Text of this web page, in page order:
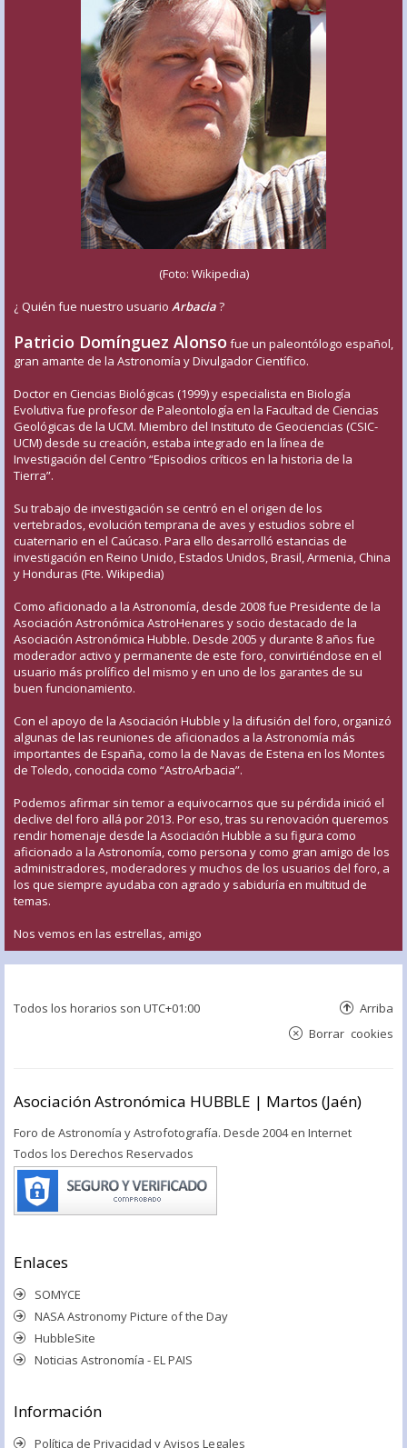
(Foto: Wikipedia)
¿ Quién fue nuestro usuario Arbacia?
Patricio Domínguez Alonso fue un paleontólogo español,
gran amante de la Astronomía y Divulgador Científico.
Doctor en Ciencias Biológicas (1999) y especialista en Biología
Evolutiva fue profesor de Paleontología en la Facultad de Ciencias
Geológicas de la UCM. Miembro del Instituto de Geociencias (CSIC-
UCM) desde su creación, estaba integrado en la línea de
Investigación del Centro “Episodios críticos en la historia de la
Tierra”.
Su trabajo de investigación se centró en el origen de los
vertebrados, evolución temprana de aves y estudios sobre el
cuaternario en el Caúcaso. Para ello desarrolló estancias de
investigación en Reino Unido, Estados Unidos, Brasil, Armenia, China
y Honduras (Fte. Wikipedia)
Como aficionado a la Astronomía, desde 2008 fue Presidente de la
Asociación Astronómica AstroHenares y socio destacado de la
Asociación Astronómica Hubble. Desde 2005 y durante 8 años fue
moderador activo y permanente de este foro, convirtiéndose en el
usuario más prolífico del mismo y en uno de los garantes de su
buen funcionamiento.
Con el apoyo de la Asociación Hubble y la difusión del foro, organizó
algunas de las reuniones de aficionados a la Astronomía más
importantes de España, como la de Navas de Estena en los Montes
de Toledo, conocida como “AstroArbacia”.
Podemos afirmar sin temor a equivocarnos que su pérdida inició el
declive del foro allá por 2013. Por eso, tras su renovación queremos
rendir homenaje desde la Asociación Hubble a su figura como
aficionado a la Astronomía, como persona y como gran amigo de los
administradores, moderadores y muchos de los usuarios del foro, a
los que siempre ayudaba con agrado y sabiduría en multitud de
temas.
Nos vemos en las estrellas, amigo
Todos los horarios son UTC+01:00 Arriba
Borrar cookies
Asociación Astronómica HUBBLE | Martos (Jaén)
Foro de Astronomía y Astrofotografía. Desde 2004 en Internet
Todos los Derechos Reservados
Enlaces
SOMYCE
NASA Astronomy Picture of the Day
HubbleSite
Noticias Astronomía - EL PAIS
Información
Política de Privacidad y Avisos Legales